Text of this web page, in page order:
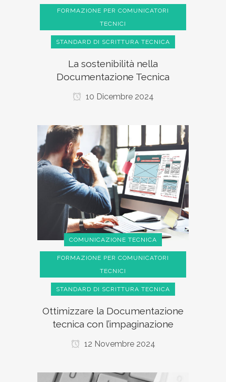
FORMAZIONE PER COMUNICATORI
TECNICI
STANDARD DI SCRITTURA TECNICA
La sostenibilità nella
Documentazione Tecnica
10 Dicembre 2024
COMUNICAZIONE TECNICA
FORMAZIONE PER COMUNICATORI
TECNICI
STANDARD DI SCRITTURA TECNICA
Ottimizzare la Documentazione
tecnica con l’impaginazione
12 Novembre 2024